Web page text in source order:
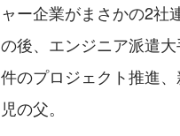
ャー企業がまさかの2社
の後、エンジニア派遣
件のプロジェクト推進
児の父。